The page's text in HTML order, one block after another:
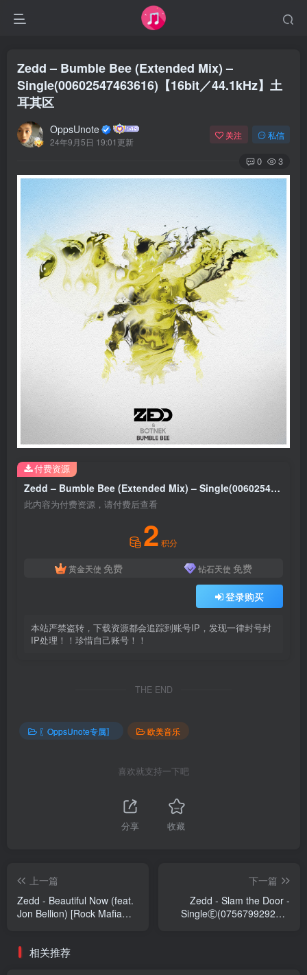
Zedd – Bumble Bee (Extended Mix) –
Single(00602547463616)【16bit／44.1kHz】土
耳其区
OppsUnote
24年9月5日 19:01更新
关注 私信
0 3
Zedd – Bumble Bee (Extended Mix) – Single(00602547463616)【16bit／44.1kHz】土耳其区
此内容为付费资源，请付费后查看
2 积分
黄金天使 免费 钻石天使 免费
登录购买
本站严禁盗转，下载资源都会追踪到账号IP，发现一律封号封
IP处理！！珍惜自己账号！！
付费资源
THE END
〖OppsUnote专属〗 欧美音乐
喜欢就支持一下吧
分享 收藏
上一篇
Zedd - Beautiful Now (feat.
Jon Bellion) [Rock Mafia
【24bit／44.1kHz】土耳其
下一篇
Zedd - Slam the Door -
SingleⒺ(075679929235)
相关推荐